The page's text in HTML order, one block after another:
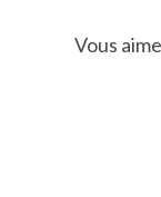
Vous